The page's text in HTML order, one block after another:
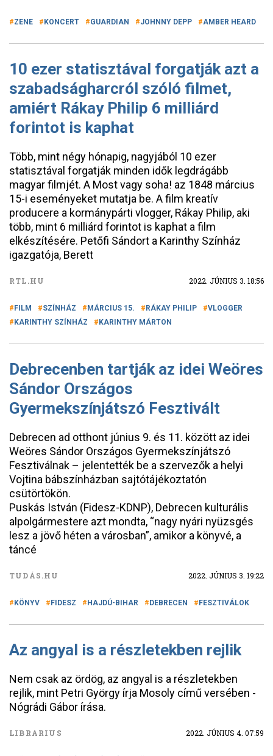
ZENE KONCERT GUARDIAN JOHNNY DEPP AMBER HEARD
10 ezer statisztával forgatják azt a
szabadságharcról szóló filmet,
amiért Rákay Philip 6 milliárd
forintot is kaphat
Több, mint négy hónapig, nagyjából 10 ezer
statisztával forgatják minden idők legdrágább
magyar filmjét. A Most vagy soha! az 1848 március
15-i eseményeket mutatja be. A film kreatív
producere a kormánypárti vlogger, Rákay Philip, aki
több, mint 6 milliárd forintot is kaphat a film
elkészítésére. Petőfi Sándort a Karinthy Színház
igazgatója, Berett
RTL.HU 2022. JÚNIUS 3. 18:56
FILM SZÍNHÁZ MÁRCIUS 15. RÁKAY PHILIP
VLOGGER
KARINTHY SZÍNHÁZ
KARINTHY MÁRTON
Debrecenben tartják az idei Weöres
Sándor Országos
Gyermekszínjátszó Fesztivált
Debrecen ad otthont június 9. és 11. között az idei
Weöres Sándor Országos Gyermekszínjátszó
Fesztiválnak – jelentették be a szervezők a helyi
Vojtina bábszínházban sajtótájékoztatón
csütörtökön.
Puskás István (Fidesz-KDNP), Debrecen kulturális
alpolgármestere azt mondta, “nagy nyári nyüzsgés
lesz a jövő héten a városban”, amikor a könyvé, a
táncé
TUDÁS.HU 2022. JÚNIUS 3. 19:22
KÖNYV FIDESZ HAJDÚ-BIHAR DEBRECEN FESZTIVÁLOK
Az angyal is a részletekben rejlik
Nem csak az ördög, az angyal is a részletekben
rejlik, mint Petri György írja Mosoly című versében -
Nógrádi Gábor írása.
LIBRARIUS 2022. JÚNIUS 4. 07:59